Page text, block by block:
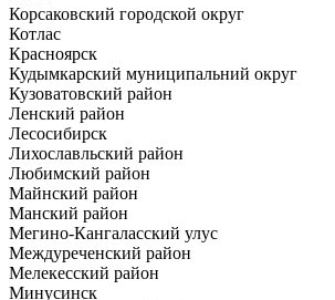
Корсаковский городской округ
Котлас
Красноярск
Кудымкарский муниципальний округ
Кузоватовский район
Ленский район
Лесосибирск
Лихославльский район
Любимский район
Майнский район
Манский район
Мегино-Кангаласский улус
Междуреченский район
Мелекесский район
Минусинск